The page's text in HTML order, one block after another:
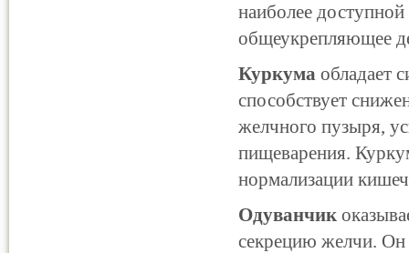
наиболее
общеукрепляющее
Куркума обладает
способствует
желчного пузыря,
пищеварения.
нормализации
Одуванчик
секрецию желчи. Он